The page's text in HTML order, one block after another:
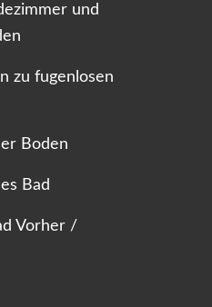
und
zu fugenlosen
Boden
Bad
Vorher /